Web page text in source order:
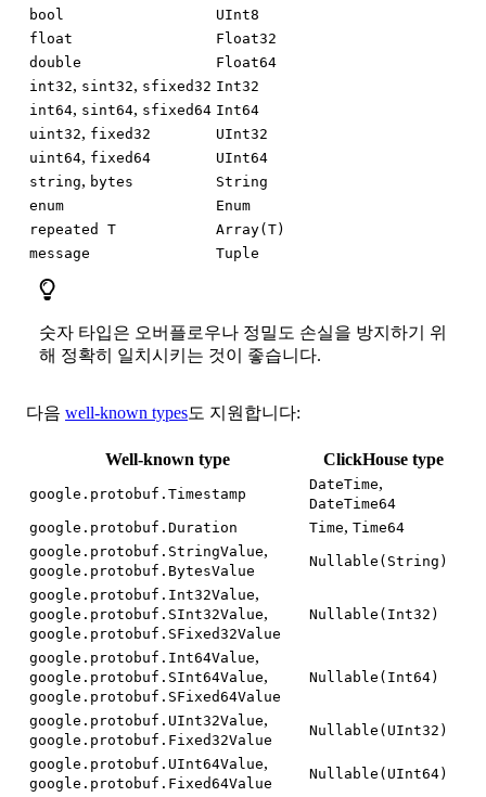
bool
UInt8
float
Float32
double
Float64
int32, sint32, sfixed32 Int32
int64, sint64, sfixed64 Int64
uint32, fixed32
UInt32
uint64, fixed64
UInt64
string, bytes
String
enum
Enum
repeated T
Array(T)
message
Tuple
숫자 타입은 오버플로우나 정밀도 손실을 방지하기 위
해 정확히 일치시키는 것이 좋습니다.
다음 well-known types도 지원합니다:
Well-known type ClickHouse type
google.protobuf.Timestamp
DateTime,
DateTime64
google.protobuf.Duration
Time, Time64
google.protobuf.StringValue,
google.protobuf.BytesValue
Nullable(String)
google.protobuf.Int32Value,
google.protobuf.SInt32Value,
google.protobuf.SFixed32Value
Nullable(Int32)
google.protobuf.Int64Value,
google.protobuf.SInt64Value,
google.protobuf.SFixed64Value
Nullable(Int64)
google.protobuf.UInt32Value,
google.protobuf.Fixed32Value
Nullable(UInt32)
google.protobuf.UInt64Value,
google.protobuf.Fixed64Value
Nullable(UInt64)